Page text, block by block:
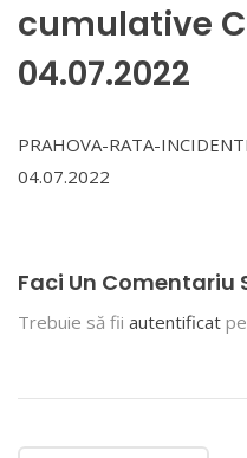
cumulative
04.07.2022
PRAHOVA-RATA-
04.07.2022
Faci Un Comentariu
Trebuie să fii autentificat